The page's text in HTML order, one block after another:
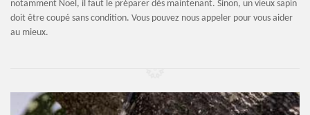
notamment Noel, il faut le préparer dès maintenant. Sinon, un vieux sapin
doit être coupé sans condition. Vous pouvez nous appeler pour vous aider
au mieux.